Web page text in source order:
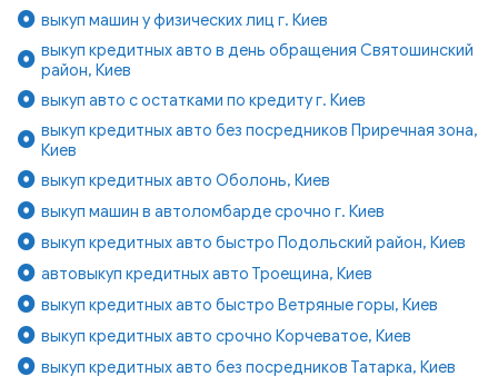
выкуп машин у физических лиц г. Киев
выкуп кредитных авто в день обращения Святошинский
район, Киев
выкуп авто с остатками по кредиту г. Киев
выкуп кредитных авто без посредников Приречная зона,
Киев
выкуп кредитных авто Оболонь, Киев
выкуп машин в автоломбарде срочно г. Киев
выкуп кредитных авто быстро Подольский район, Киев
автовыкуп кредитных авто Троещина, Киев
выкуп кредитных авто быстро Ветряные горы, Киев
выкуп кредитных авто срочно Корчеватое, Киев
выкуп кредитных авто без посредников Татарка, Киев